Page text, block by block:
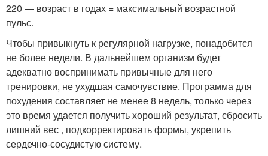
220 — возраст в годах = максимальный возрастной
пульс.
Чтобы привыкнуть к регулярной нагрузке, понадобится
не более недели. В дальнейшем организм будет
адекватно воспринимать привычные для него
тренировки, не ухудшая самочувствие. Программа для
похудения составляет не менее 8 недель, только через
это время удается получить хороший результат, сбросить
лишний вес , подкорректировать формы, укрепить
сердечно-сосудистую систему.